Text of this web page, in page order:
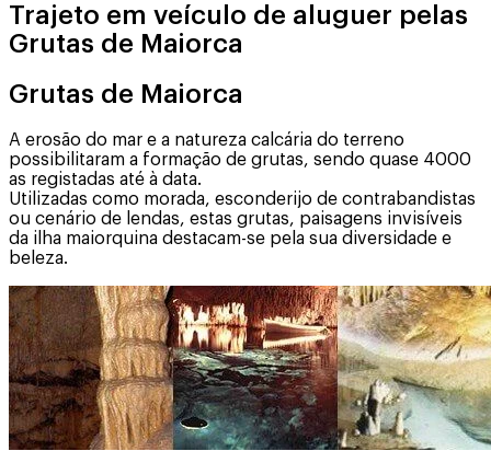
Trajeto em veículo de aluguer pelas
Grutas de Maiorca
Grutas de Maiorca
A erosão do mar e a natureza calcária do terreno
possibilitaram a formação de grutas, sendo quase 4000
as registadas até à data.
Utilizadas como morada, esconderijo de contrabandistas
ou cenário de lendas, estas grutas, paisagens invisíveis
da ilha maiorquina destacam-se pela sua diversidade e
beleza.